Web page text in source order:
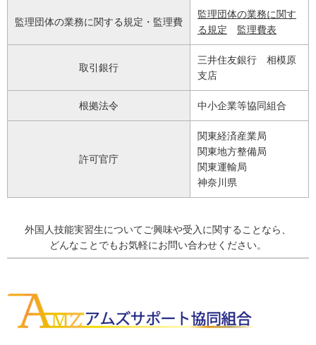
監理団体の業務に関する規定・監理費
監理団体の業務に関す
る規定
監理費表
取引銀行
三井住友銀行 相模原
支店
根拠法令 中小企業等協同組合
許可官庁
関東経済産業局
関東地方整備局
関東運輸局
神奈川県
外国人技能実習生についてご興味や受入に関することなら、
どんなことでもお気軽にお問い合わせください。